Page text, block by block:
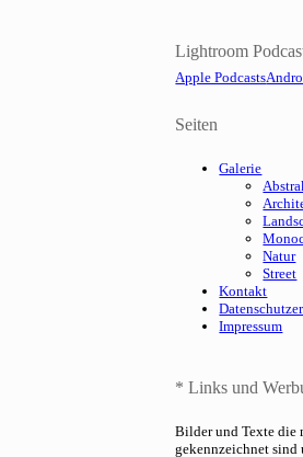
Lightroom
Apple Podcasts
Seiten
Galerie
Natur
Street
Kontakt
Impressum
* Links und
Bilder und Texte
gekennzeichnet